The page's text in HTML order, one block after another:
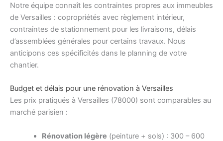
Notre équipe connaît les contraintes propres aux immeubles
de Versailles : copropriétés avec règlement intérieur,
contraintes de stationnement pour les livraisons, délais
d’assemblées générales pour certains travaux. Nous
anticipons ces spécificités dans le planning de votre
chantier.
Budget et délais pour une rénovation à Versailles
Les prix pratiqués à Versailles (78000) sont comparables au
marché parisien :
Rénovation légère (peinture + sols) : 300 – 600